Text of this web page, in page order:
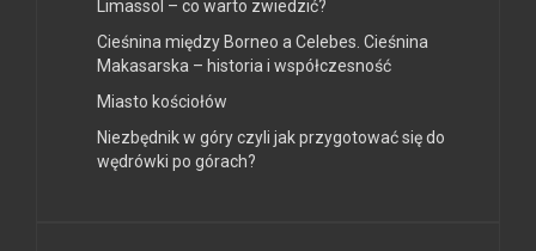
Limassol – co warto zwiedzić?
Cieśnina między Borneo a Celebes. Cieśnina
Makasarska – historia i współczesność
Miasto kościołów
Niezbędnik w góry czyli jak przygotować się do
wędrówki po górach?